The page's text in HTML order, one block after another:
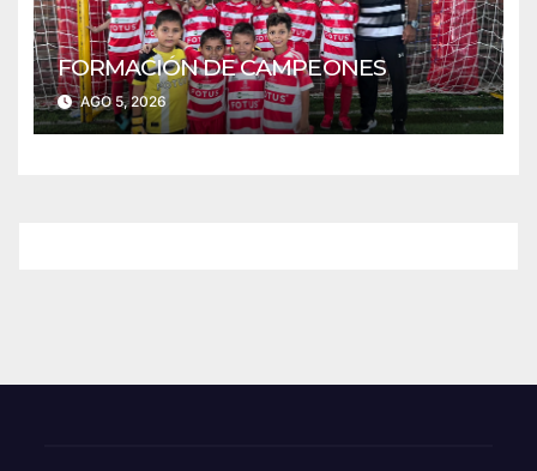
FORMACIÓN DE CAMPEONES
AGO 5, 2026